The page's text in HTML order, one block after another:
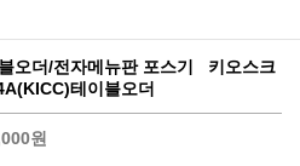
오더/전자메뉴판 포스기 키오스크
테이블오더
원